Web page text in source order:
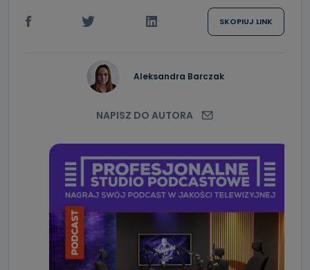
SKOPIUJ LINK
Aleksandra Barczak
NAPISZ DO AUTORA